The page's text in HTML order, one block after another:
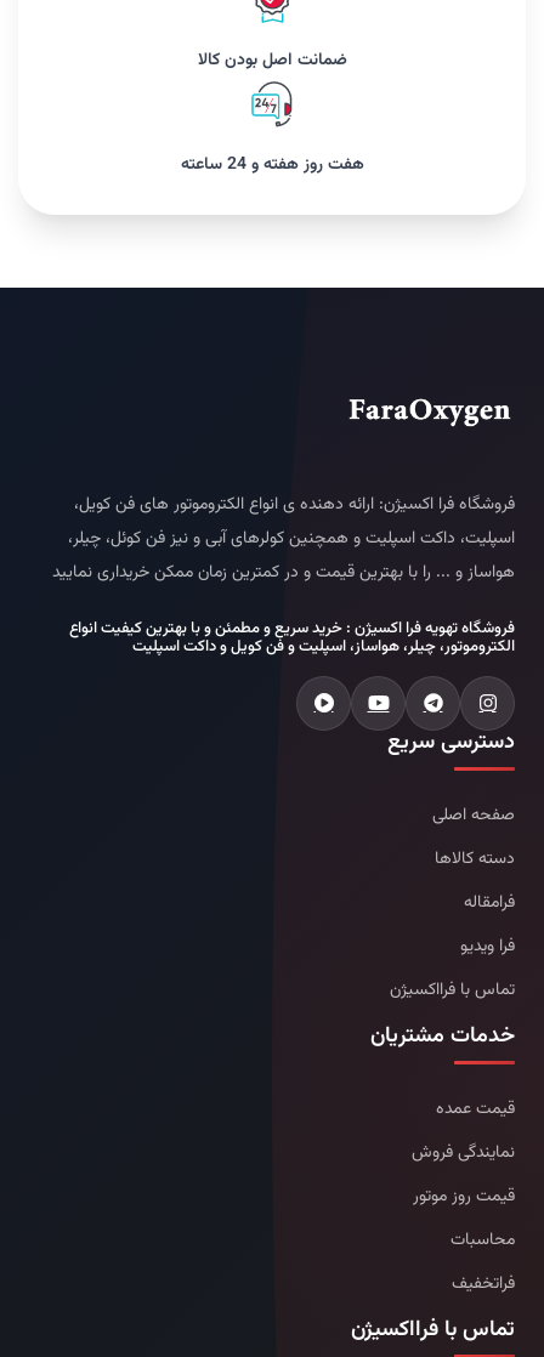
ضمانت اصل بودن کالا
هفت روز هفته و 24 ساعته
فروشگاه فرا اکسیژن: ارائه دهنده ی انواع الکتروموتور های فن کویل،
اسپلیت، داکت اسپلیت و همچنین کولرهای آبی و نیز فن کوئل، چیلر،
هواساز و ... را با بهترین قیمت و در کمترین زمان ممکن خریداری نمایید
فروشگاه تهویه فرا اکسیژن : خرید سریع و مطمئن و با بهترین کیفیت انواع
الکتروموتور، چیلر، هواساز، اسپلیت و فن کویل و داکت اسپلیت
دسترسی سریع
صفحه اصلی
دسته کالاها
فرامقاله
فرا ویدیو
تماس با فرااکسیژن
خدمات مشتریان
قیمت عمده
نمایندگی فروش
قیمت روز موتور
محاسبات
فراتخفیف
تماس با فرااکسیژن